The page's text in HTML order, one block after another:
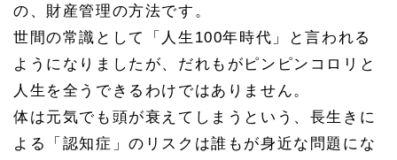
の、財産管理の方法です。
世間の常識として「人生100年時代」と言われる
ようになりましたが、だれもがピンピンコロリと
人生を全うできるわけではありません。
体は元気でも頭が衰えてしまうという、長生きに
よる「認知症」のリスクは誰もが身近な問題にな